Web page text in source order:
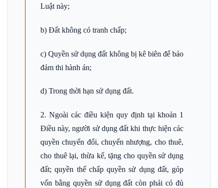
Luật này;
b) Đất không có tranh chấp;
c) Quyền sử dụng đất không bị kê biên để bảo
đảm thi hành án;
d) Trong thời hạn sử dụng đất.
2. Ngoài các điều kiện quy định tại khoản 1
Điều này, người sử dụng đất khi thực hiện các
quyền chuyển đổi, chuyển nhượng, cho thuê,
cho thuê lại, thừa kế, tặng cho quyền sử dụng
đất; quyền thế chấp quyền sử dụng đất, góp
vốn bằng quyền sử dụng đất còn phải có đủ